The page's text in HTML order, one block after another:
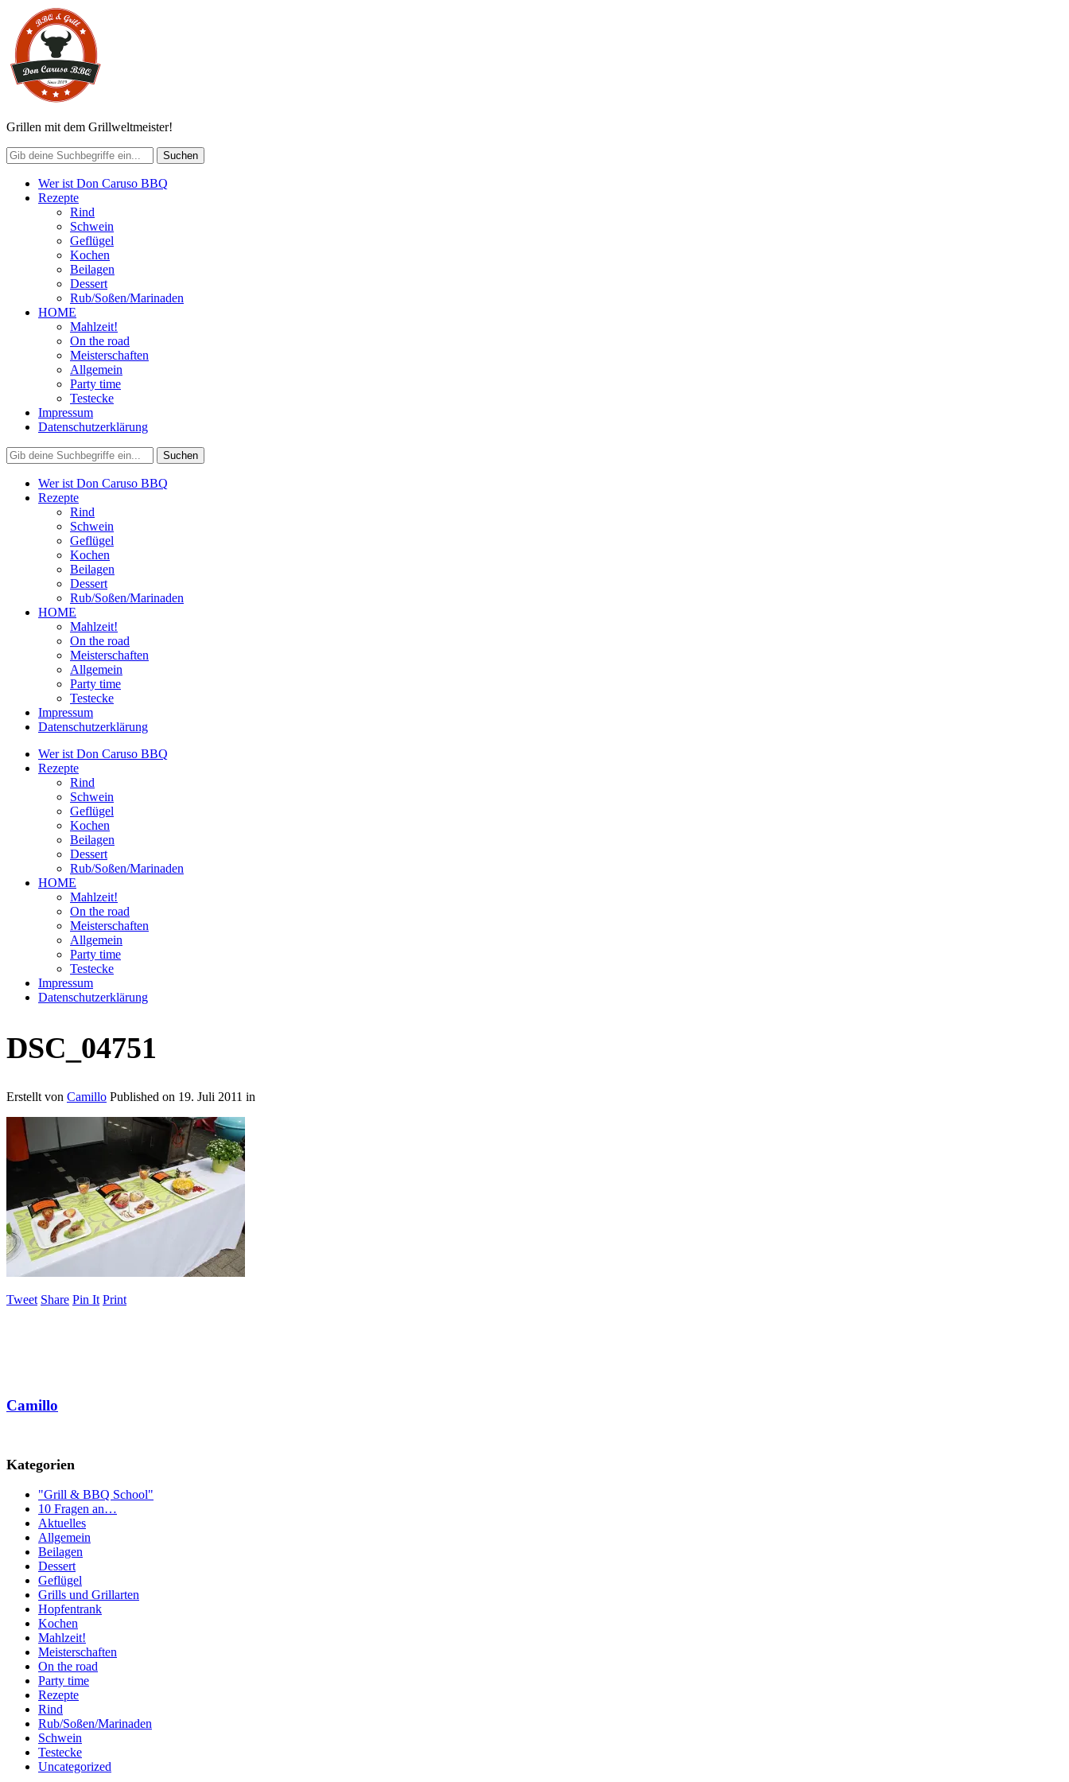
Grillen mit dem Grillweltmeister!
Wer ist Don Caruso BBQ
Rezepte
Rind
Schwein
Geflügel
Kochen
Beilagen
Dessert
Rub/Soßen/Marinaden
HOME
Mahlzeit!
On the road
Meisterschaften
Allgemein
Party time
Testecke
Impressum
Datenschutzerklärung
Wer ist Don Caruso BBQ
Rezepte
Rind
Schwein
Geflügel
Kochen
Beilagen
Dessert
Rub/Soßen/Marinaden
HOME
Mahlzeit!
On the road
Meisterschaften
Allgemein
Party time
Testecke
Impressum
Datenschutzerklärung
Wer ist Don Caruso BBQ
Rezepte
Rind
Schwein
Geflügel
Kochen
Beilagen
Dessert
Rub/Soßen/Marinaden
HOME
Mahlzeit!
On the road
Meisterschaften
Allgemein
Party time
Testecke
Impressum
Datenschutzerklärung
DSC_04751
Erstellt von Camillo Published on 19. Juli 2011 in
Tweet Share Pin It Print
Camillo
Kategorien
"Grill & BBQ School"
10 Fragen an…
Aktuelles
Allgemein
Beilagen
Dessert
Geflügel
Grills und Grillarten
Hopfentrank
Kochen
Mahlzeit!
Meisterschaften
On the road
Party time
Rezepte
Rind
Rub/Soßen/Marinaden
Schwein
Testecke
Uncategorized